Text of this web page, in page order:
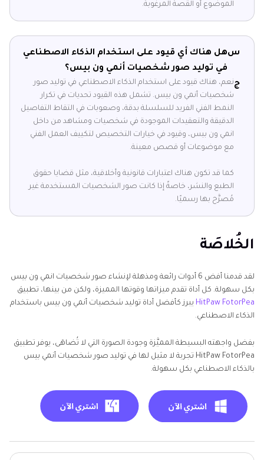
الموضوع أو القصة المرغوبة.
سهل هناك أي قيود على استخدام الذكاء الاصطناعي
في توليد صور شخصيات أنمي ون بيس؟
جنعم، هناك قيود على استخدام الذكاء الاصطناعي في توليد صور
شخصيات أنمي ون بيس. تشمل هذه القيود تحديات في تكرار
النمط الفني الفريد للسلسلة بدقة، وصعوبات في التقاط التفاصيل
الدقيقة والتعقيدات الموجودة في شخصيات ومشاهد من داخل
انمي ون بيس، وقيود في خيارات التخصيص لتكييف العمل الفني
مع موضوعات أو قصص معينة.
كما قد تكون هناك اعتبارات قانونية وأخلاقية، مثل قضايا حقوق
الطبع والنشر، خاصةً إذا كانت صور الشخصيات المستخدمة غير
مُصرَّح بها رسميًا.
الخُلاصَة
لقد قدمنا أفض 6 أدوات رائعة ومذهلة لإنشاء صور شخصيات انمي ون بيس
بكل سهولة. كل أداة تقدم ميزاتها وقوتها المميزة، ولكن من بينها، تطبيق
HitPaw FotorPea يبرز كأفضل أداة توليد شخصيات أنمي ون بيس باستخدام
الذكاء الاصطناعي.
بفضل واجهته البسيطة المميَّزة وجودة الصورة التي لا تُضاهَى، يوفر تطبيق
HitPaw FotorPea تجربة لا مثيل لها في توليد صور شخصيات أنمي بيس
بالذكاء الاصطناعي بكل سهولة.